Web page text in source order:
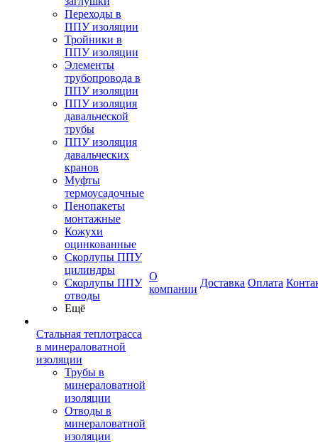
Переходы в
ППУ изоляции
Тройники в
ППУ изоляции
Элементы
трубопровода в
ППУ изоляции
ППУ изоляция
давальческой
трубы
ППУ изоляция
давальческих
кранов
Муфты
термоусадочные
Пенопакеты
монтажные
Кожухи
оцинкованные
Скорлупы ППУ
цилиндры
Скорлупы ППУ
отводы
Ещё
Стальная теплотрасса
в минераловатной
изоляции
Трубы в
минераловатной
изоляции
Отводы в
минераловатной
изоляции
О
компании
Доставка Оплата